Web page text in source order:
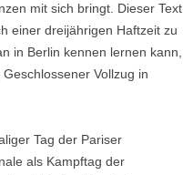
mit sich bringt. Dieser Text
einer dreijährigen Haftzeit zu
in Berlin kennen lernen kann,
Vollzug in
Tag der Pariser
als Kampftag der